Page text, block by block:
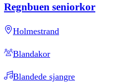
Regnbuen seniorkor
Holmestrand
Blandakor
Blandede sjangre